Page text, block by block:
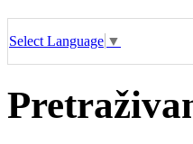
Select Language ▼